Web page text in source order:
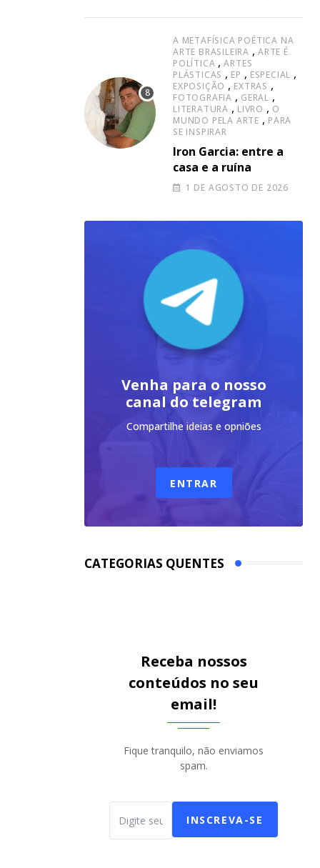
A METAFÍSICA POÉTICA NA
ARTE BRASILEIRA ,ARTE É
POLÍTICA ,ARTES
PLÁSTICAS , EP , ESPECIAL ,
EXPOSIÇÃO , EXTRAS ,
FOTOGRAFIA , GERAL ,
LITERATURA , LIVRO , O
MUNDO PELA ARTE , PARA
SE INSPIRAR
Iron Garcia: entre a
casa e a ruína
1 DE AGOSTO DE 2026
Venha para o nosso
canal do telegram
Compartilhe ideias e opniões
ENTRAR
CATEGORIAS QUENTES
Receba nossos
conteúdos no seu
email!
Fique tranquilo, não enviamos
spam.
INSCREVA-SE